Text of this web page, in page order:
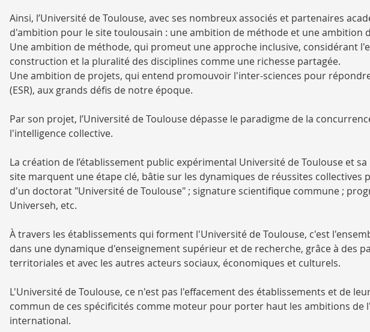
Ainsi, l’Université de Toulouse, avec ses nombreux associés et partenaires
d'ambition pour le site toulousain : une ambition de méthode et une ambition
Une ambition de méthode, qui promeut une approche inclusive, considérant
construction et la pluralité des disciplines comme une richesse partagée.
Une ambition de projets, qui entend promouvoir l'inter-sciences pour
(ESR), aux grands défis de notre époque.
Par son projet, l’Université de Toulouse dépasse le paradigme de la
l'intelligence collective.
La création de l’établissement public expérimental Université de Toulouse et
site marquent une étape clé, bâtie sur les dynamiques de réussites collectives
d'un doctorat "Université de Toulouse" ; signature scientifique commune ;
Universeh, etc.
À travers les établissements qui forment l'Université de Toulouse, c'est
dans une dynamique d'enseignement supérieur et de recherche, grâce à des
territoriales et avec les autres acteurs sociaux, économiques et culturels.
L'Université de Toulouse, ce n'est pas l'effacement des établissements et de
commun de ces spécificités comme moteur pour porter haut les ambitions de
international.